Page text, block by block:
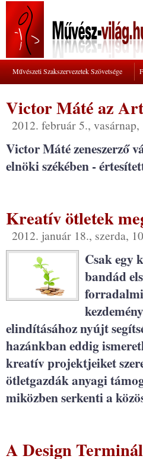
Művészeti Szakszervezetek Szövetsége
Victor Máté az
2012. február 5., vasárnap,
Victor Máté zeneszerző
elnöki székében -
Kreatív ötletek
2012. január 18., szerda,
Csak egy
bandád
elindításához nyújt
hazánkban eddig
kreatív projektjeiket
ötletgazdák anyagi
miközben serkenti a
A Design